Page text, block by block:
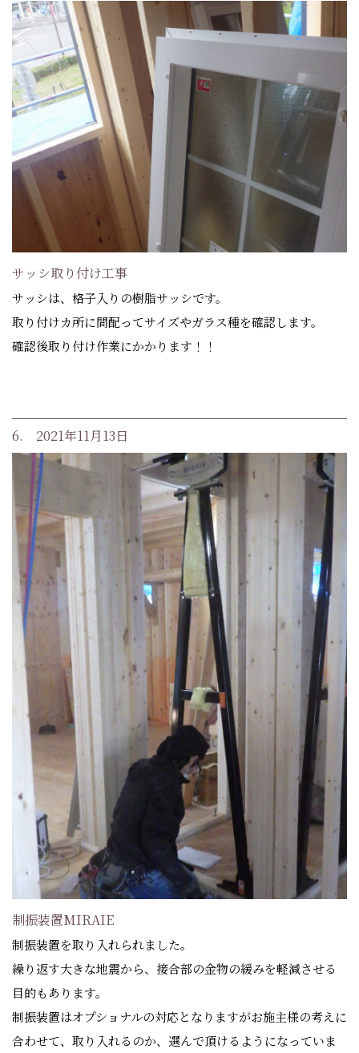
サッシ取り付け工事
サッシは、格子入りの樹脂サッシです。
取り付けカ所に間配ってサイズやガラス種を確認します。
確認後取り付け作業にかかります！！
6. 2021年11月13日
制振装置MIRAIE
制振装置を取り入れられました。
繰り返す大きな地震から、接合部の金物の緩みを軽減させる
目的もあります。
制振装置はオプショナルの対応となりますがお施主様の考えに
合わせて、取り入れるのか、選んで頂けるようになっていま